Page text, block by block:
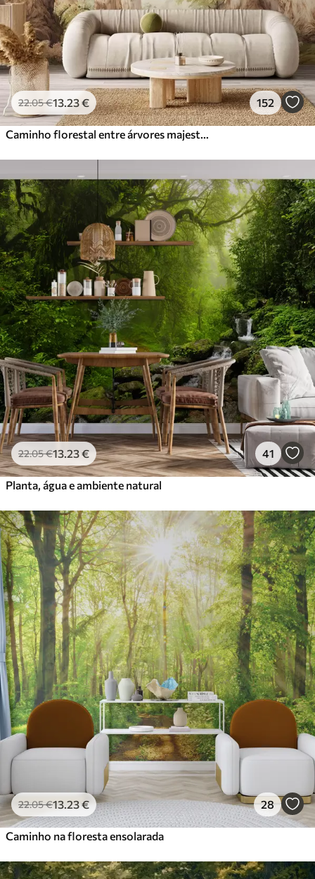
22.05€13.23€ 152
Caminho florestal entre árvores majestosas em estilo aquarela
22.05€13.23€ 41
Planta, água e ambiente natural
22.05€13.23€ 28
Caminho na floresta ensolarada